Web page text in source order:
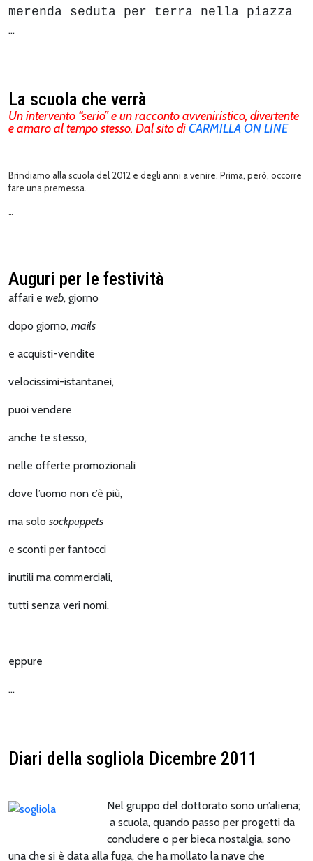
merenda seduta per terra nella piazza
…
La scuola che verrà
Un intervento “serio” e un racconto avveniristico, divertente
e amaro al tempo stesso. Dal sito diCARMILLA ON LINE
Brindiamo alla scuola del 2012 e degli anni a venire. Prima, però, occorre
fare una premessa.
…
Auguri per le festività
affari e web, giorno
dopo giorno, mails
e acquisti-vendite
velocissimi-istantanei,
puoi vendere
anche te stesso,
nelle offerte promozionali
dove l’uomo non c’è più,
ma solo sockpuppets
e sconti per fantocci
inutili ma commerciali,
tutti senza veri nomi.
eppure
…
Diari della sogliola Dicembre 2011
Nel gruppo del dottorato sono un’aliena;
a scuola, quando passo per progetti da
concludere o per bieca nostalgia, sono
una che si è data alla fuga, che ha mollato la nave che